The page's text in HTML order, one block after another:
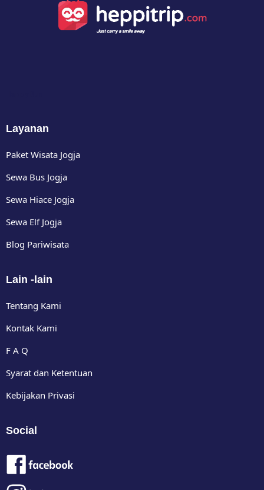
Layanan
Paket Wisata Jogja
Sewa Bus Jogja
Sewa Hiace Jogja
Sewa Elf Jogja
Blog Pariwisata
Lain -lain
Tentang Kami
Kontak Kami
F A Q
Syarat dan Ketentuan
Kebijakan Privasi
Social